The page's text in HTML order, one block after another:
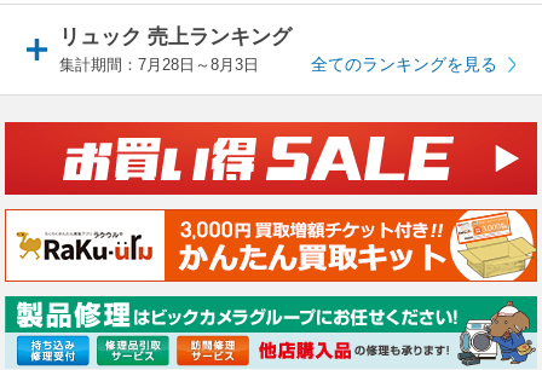
リュック 売上ランキング
集計期間：7月28日～8月3日 全てのランキングを見る